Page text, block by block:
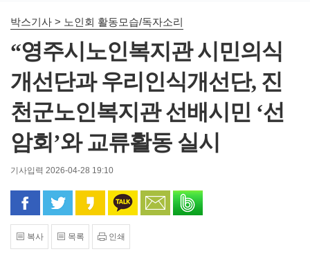
박스기사 > 노인회 활동모습/독자소리
“영주시노인복지관 시민의식
개선단과 우리인식개선단, 진
천군노인복지관 선배시민 ‘선
암회’와 교류활동 실시
기사입력 2026-04-28 19:10
페이스북으로 공유
트위터로 공유카카오 스토리로 공유
카카오톡으로 공유
문자로 공유
복사 목록 인쇄